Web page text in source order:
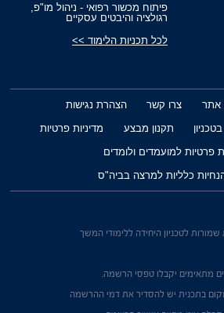
פיתוח מכשור רפואי - ניהול מו"פ,
רגולציה והיבטים עסקיים
לכל תכניות הלימוד >>
אתר צרו קשר
הצהרת נגישות
תקנון מבצע
מדיניות פרטיות
פרטיות למועמדים ולומדים
כלליות למרצה בביה"ס
שמורות לטכניון היחידה ללימודי המשך
מתאימים יקבלו טפסי הרשמה.
בתכנית יש להסדיר את דמי ההרשמה